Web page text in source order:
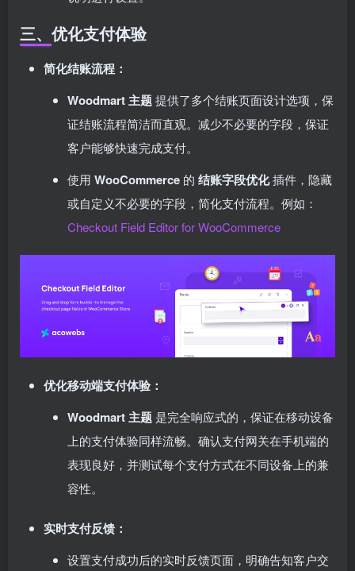
三、优化支付体验
简化结账流程：
Woodmart 主题提供了多个结账页面设计选项，保
证结账流程简洁而直观。减少不必要的字段，保证
客户能够快速完成支付。
使用 WooCommerce 的 结账字段优化插件，隐藏
或自定义不必要的字段，简化支付流程。例如：
Checkout Field Editor for WooCommerce
优化移动端支付体验：
Woodmart 主题 是完全响应式的，保证在移动设备
上的支付体验同样流畅。确认支付网关在手机端的
表现良好，并测试每个支付方式在不同设备上的兼
容性。
实时支付反馈：
设置支付成功后的实时反馈页面，明确告知客户交